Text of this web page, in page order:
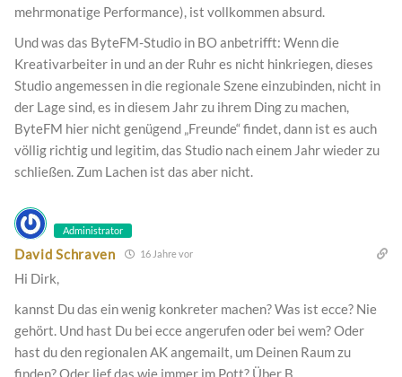
mehrmonatige Performance), ist vollkommen absurd.
Und was das ByteFM-Studio in BO anbetrifft: Wenn die
Kreativarbeiter in und an der Ruhr es nicht hinkriegen, dieses
Studio angemessen in die regionale Szene einzubinden, nicht in
der Lage sind, es in diesem Jahr zu ihrem Ding zu machen,
ByteFM hier nicht genügend „Freunde“ findet, dann ist es auch
völlig richtig und legitim, das Studio nach einem Jahr wieder zu
schließen. Zum Lachen ist das aber nicht.
Administrator
David Schraven 16 Jahre vor
Hi Dirk,
kannst Du das ein wenig konkreter machen? Was ist ecce? Nie
gehört. Und hast Du bei ecce angerufen oder bei wem? Oder
hast du den regionalen AK angemailt, um Deinen Raum zu
finden? Oder lief das wie immer im Pott? Über B.